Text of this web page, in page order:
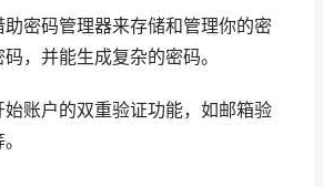
助密码管理器来存储和管理你的密
，并能生成复杂的密码。
始账户的双重验证功能，如邮箱验